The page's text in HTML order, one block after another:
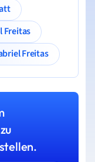
Freitas
Freitas